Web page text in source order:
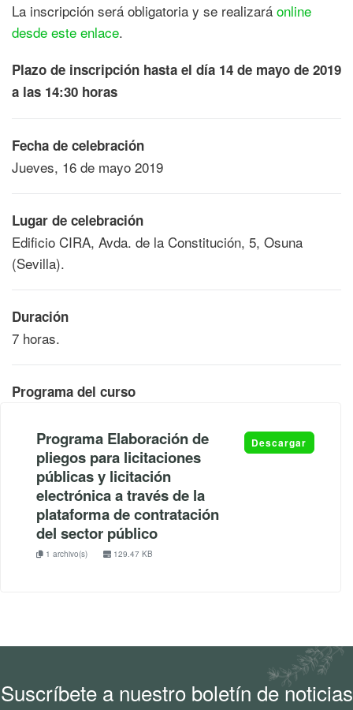
La inscripción será obligatoria y se realizará online
desde este enlace.
Plazo de inscripción hasta el día 14 de mayo de 2019
a las 14:30 horas
Fecha de celebración
Jueves, 16 de mayo 2019
Lugar de celebración
Edificio CIRA, Avda. de la Constitución, 5, Osuna
(Sevilla).
Duración
7 horas.
Programa del curso
Programa Elaboración de
pliegos para licitaciones
públicas y licitación
electrónica a través de la
plataforma de contratación
del sector público
1 archivo(s) 129.47 KB
Descargar
Suscríbete a nuestro boletín de noticias